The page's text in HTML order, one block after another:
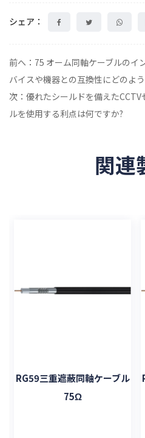
シェア：
前へ：75 オーム同軸ケーブルのイ
バイスや機器との互換性にどのよ
次：優れたシールドを備えた
ルを使用する利点は何ですか?
関連
RG59三重遮蔽同軸ケーブル
75Ω